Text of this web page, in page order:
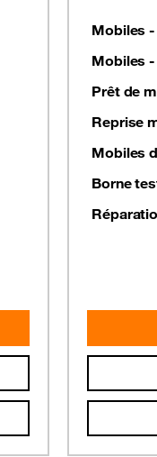
Mobiles
Mobiles
Prêt de
Reprise
Mobiles
Borne